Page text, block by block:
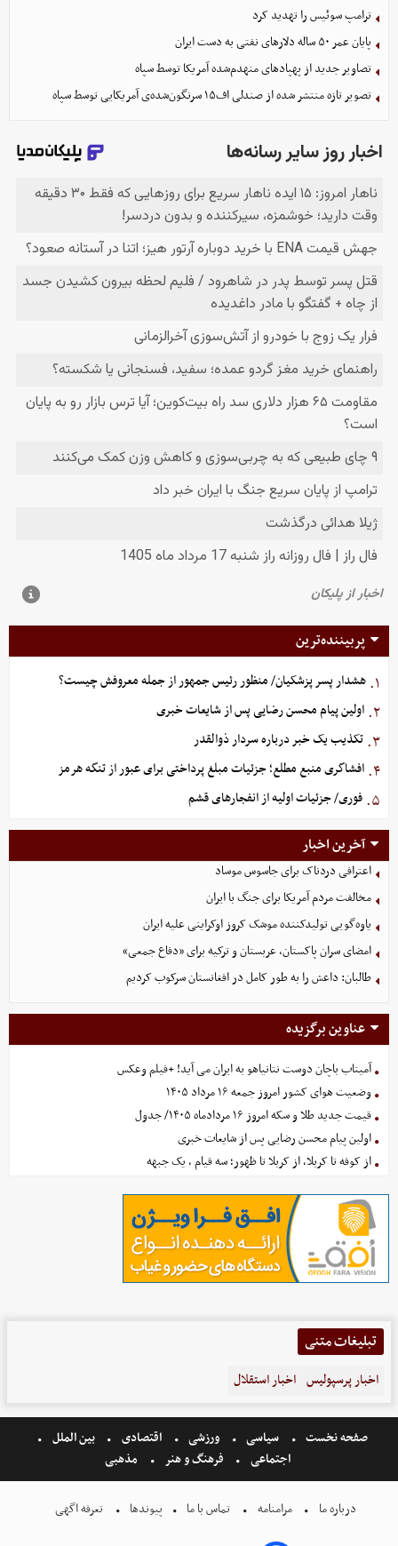
ترامپ سوئیس را تهدید کرد
پایان عمر ۵۰ ساله دلارهای نفتی به دست ایران
تصاویر جدید از پهپادهای منهدم‌شده آمریکا توسط سپاه
تصویر تازه منتشر شده از صندلی اف۱۵ سرنگون‌شده‌ی آمریکایی توسط سپاه
پربیننده‌ترین
۱. هشدار پسر پزشکیان/ منظور رئیس جمهور از جمله معروفش چیست؟
۲. اولین پیام محسن رضایی پس از شایعات خبری
۳. تکذیب یک خبر درباره سردار ذوالقدر
۴. افشاگری منبع مطلع؛ جزئیات مبلغ پرداختی برای عبور از تنگه هرمز
۵. فوری/ جزئیات اولیه از انفجارهای قشم
آخرین اخبار
اعترافی دردناک برای جاسوس موساد
مخالفت مردم آمریکا برای جنگ با ایران
یاوه‌گویی تولیدکننده موشک کروز اوکراینی علیه ایران
امضای سران پاکستان، عربستان و ترکیه برای «دفاع جمعی»
طالبان: داعش را به طور کامل در افغانستان سرکوب کردیم
عناوین برگزیده
آمیتاب باچان دوست نتانیاهو به ایران می آید! +فیلم وعکس
وضعیت هوای کشور امروز جمعه ۱۶ مرداد ۱۴۰۵
قیمت جدید طلا و سکه امروز ۱۶ مردادماه ۱۴۰۵/ جدول
اولین پیام محسن رضایی پس از شایعات خبری
از کوفه تا کربلا، از کربلا تا ظهور؛ سه قیام ، یک جبهه
تبلیغات متنی
اخبار پرسپولیس اخبار استقلال
صفحه نخست سیاسی ورزشی اقتصادی
بین الملل
اجتماعی
فرهنگ و هنر مذهبی
درباره ما مرامنامه تماس با ما پیوندها تعرفه اگهی